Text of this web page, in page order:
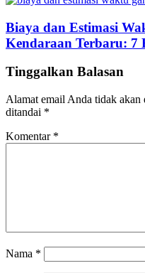
Biaya dan Estimasi
Kendaraan Terbaru: 7
Tinggalkan Balasan
Alamat email Anda tidak akan
ditandai *
Komentar *
Nama *